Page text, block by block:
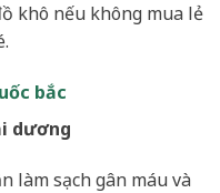
khô nếu không mua lẻ
bắc
dương
làm sạch gân máu và